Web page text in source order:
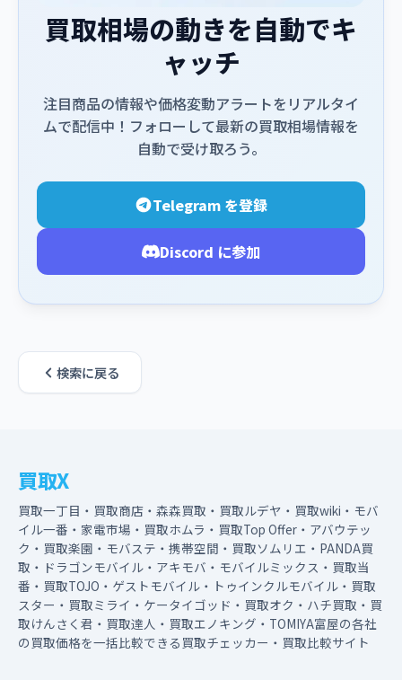
買取相場の動きを自動でキ
ャッチ
注目商品の情報や価格変動アラートをリアルタイ
ムで配信中！フォローして最新の買取相場情報を
自動で受け取ろう。
Telegram を登録
Discord に参加
検索に戻る
買取X
買取一丁目・買取商店・森森買取・買取ルデヤ・買取wiki・モバ
イル一番・家電市場・買取ホムラ・買取Top Offer・アバウテッ
ク・買取楽園・モバステ・携帯空間・買取ソムリエ・PANDA買
取・ドラゴンモバイル・アキモバ・モバイルミックス・買取当
番・買取TOJO・ゲストモバイル・トゥインクルモバイル・買取
スター・買取ミライ・ケータイゴッド・買取オク・ハチ買取・買
取けんさく君・買取達人・買取エノキング・TOMIYA富屋の各社
の買取価格を一括比較できる買取チェッカー・買取比較サイト